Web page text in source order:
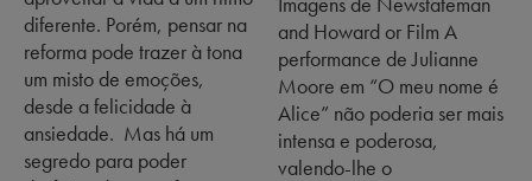
diferente. Porém, pensar na
reforma pode trazer à tona
um misto de emoções,
desde a felicidade à
ansiedade. Mas há um
segredo para poder
and Howard or Film A
performance de Julianne
Moore em “O meu nome é
Alice” não poderia ser mais
intensa e poderosa,
valendo-lhe o